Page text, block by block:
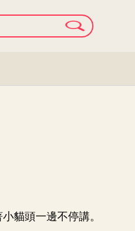
貓頭一邊不停講。